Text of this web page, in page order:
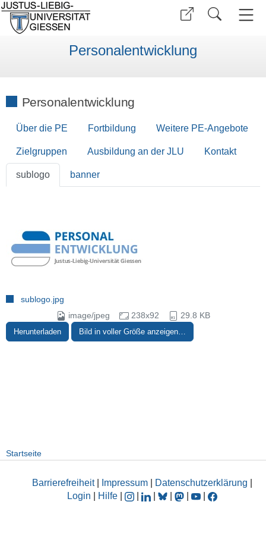
Personalentwicklung
Personalentwicklung
Über die PE Fortbildung Weitere PE-Angebote
Zielgruppen Ausbildung an der JLU Kontakt
sublogo banner
sublogo.jpg
image/jpeg
238x92 29.8 KB
Herunterladen Bild in voller Größe anzeigen…
Startseite
Barrierefreiheit| Impressum Datenschutzerklärung
Login
Hilfe